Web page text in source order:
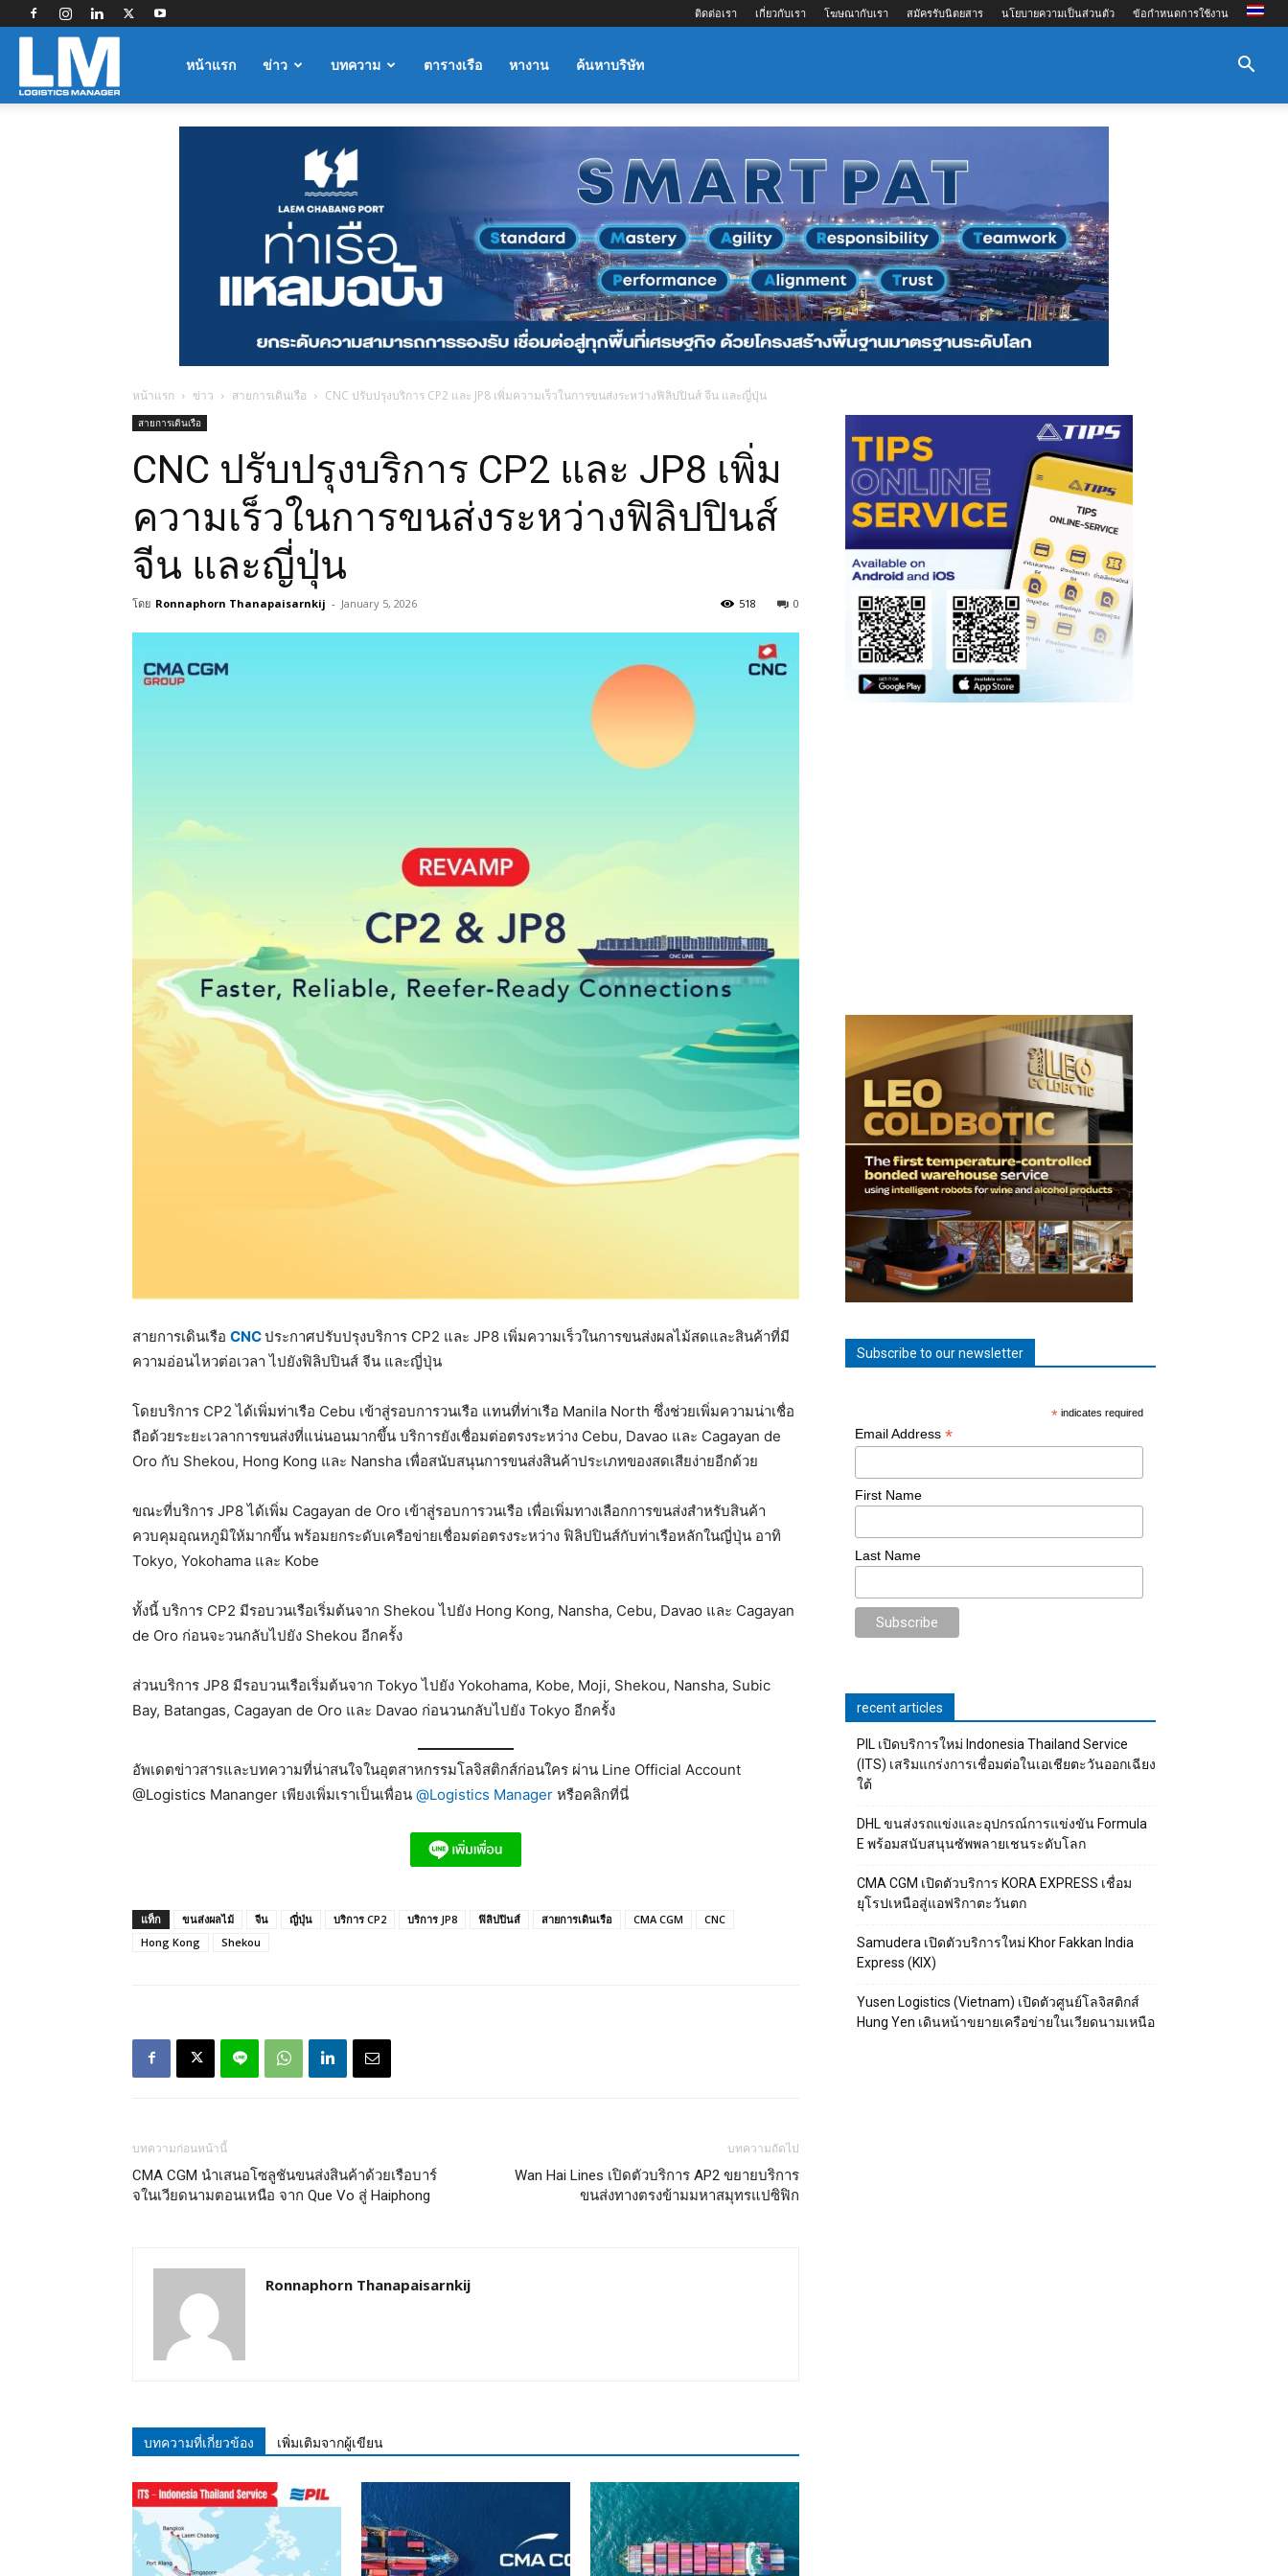
ติดต่อเรา เกี่ยวกับเรา โฆษณากับเรา สมัครรับนิตยสาร นโยบายความเป็นส่วนตัว ข้อกำหนดการใช้งาน
Logisticsหน้าแรก ข่าว บทความ ตารางเรือ หางาน ค้นหาบริษัท
หน้าแรก ข่าว สายการเดินเรือ CNC ปรับปรุงบริการ CP2 และ JP8 เพิ่มความเร็วในการขนส่งระหว่างฟิลิปปินส์ จีน และญี่ปุ่น
สายการเดินเรือ
CNC ปรับปรุงบริการ CP2 และ JP8 เพิ่ม
ความเร็วในการขนส่งระหว่างฟิลิปปินส์
จีน และญี่ปุ่น
โดย Ronnaphorn Thanapaisarnkij - January 5, 2026 0
518
สายการเดินเรือ CNCประกาศปรับปรุงบริการ CP2 และ JP8 เพิ่มความเร็วในการขนส่งผลไม้สดและสินค้าที่มี
ความอ่อนไหวต่อเวลา ไปยังฟิลิปปินส์ จีน และญี่ปุ่น
โดยบริการ CP2 ได้เพิ่มท่าเรือ Cebu เข้าสู่รอบการวนเรือ แทนที่ท่าเรือ Manila North ซึ่งช่วยเพิ่มความน่าเชื่อ
ถือด้วยระยะเวลาการขนส่งที่แน่นอนมากขึ้น บริการยังเชื่อมต่อตรงระหว่าง Cebu, Davao และ Cagayan de
Oro กับ Shekou, Hong Kong และ Nansha เพื่อสนับสนุนการขนส่งสินค้าประเภทของสดเสียง่ายอีกด้วย
ขณะที่บริการ JP8 ได้เพิ่ม Cagayan de Oro เข้าสู่รอบการวนเรือ เพื่อเพิ่มทางเลือกการขนส่งสำหรับสินค้า
ควบคุมอุณหภูมิให้มากขึ้น พร้อมยกระดับเครือข่ายเชื่อมต่อตรงระหว่าง ฟิลิปปินส์กับท่าเรือหลักในญี่ปุ่น อาทิ
Tokyo, Yokohama และ Kobe
ทั้งนี้ บริการ CP2 มีรอบวนเรือเริ่มต้นจาก Shekou ไปยัง Hong Kong, Nansha, Cebu, Davao และ Cagayan
de Oro ก่อนจะวนกลับไปยัง Shekou อีกครั้ง
ส่วนบริการ JP8 มีรอบวนเรือเริ่มต้นจาก Tokyo ไปยัง Yokohama, Kobe, Moji, Shekou, Nansha, Subic
Bay, Batangas, Cagayan de Oro และ Davao ก่อนวนกลับไปยัง Tokyo อีกครั้ง
อัพเดตข่าวสารและบทความที่น่าสนใจในอุตสาหกรรมโลจิสติกส์ก่อนใคร ผ่าน Line Official Account
@Logistics Mananger เพียงเพิ่มเราเป็นเพื่อน @Logistics Manager หรือคลิกที่นี่
แท็ก ขนส่งผลไม้ จีน ญี่ปุ่น บริการ CP2 บริการ JP8 ฟิลิปปินส์ สายการเดินเรือ CMA CGM
CNC
Hong Kong
Shekou
บทความก่อนหน้านี้
CMA CGM นำเสนอโซลูชันขนส่งสินค้าด้วยเรือบาร์
จในเวียดนามตอนเหนือ จาก Que Vo สู่ Haiphong
บทความถัดไป
Wan Hai Lines เปิดตัวบริการ AP2 ขยายบริการ
ขนส่งทางตรงข้ามมหาสมุทรแปซิฟิก
Ronnaphorn Thanapaisarnkij
บทความที่เกี่ยวข้อง เพิ่มเติมจากผู้เขียน
Subscribe to our newsletter
* indicates required
Email Address *
First Name
Last Name
recent articles
PIL เปิดบริการใหม่ Indonesia Thailand Service
(ITS) เสริมแกร่งการเชื่อมต่อในเอเชียตะวันออกเฉียง
ใต้
DHL ขนส่งรถแข่งและอุปกรณ์การแข่งขัน Formula
E พร้อมสนับสนุนซัพพลายเชนระดับโลก
CMA CGM เปิดตัวบริการ KORA EXPRESS เชื่อม
ยุโรปเหนือสู่แอฟริกาตะวันตก
Samudera เปิดตัวบริการใหม่ Khor Fakkan India
Express (KIX)
Yusen Logistics (Vietnam) เปิดตัวศูนย์โลจิสติกส์
Hung Yen เดินหน้าขยายเครือข่ายในเวียดนามเหนือ